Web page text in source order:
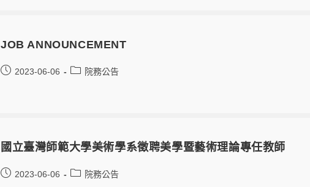
JOB ANNOUNCEMENT
2023-06-06 院務公告
國立臺灣師範大學美術學系徵聘美學暨藝術理論專任教師
2023-06-06 院務公告